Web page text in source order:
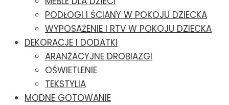
PODŁOGI I ŚCIANY W POKOJU DZIECKA
WYPOSAŻENIE I RTV W POKOJU DZIECKA
DEKORACJE I DODATKI
ARANŻACYJNE DROBIAZGI
OŚWIETLENIE
TEKSTYLIA
MODNE GOTOWANIE